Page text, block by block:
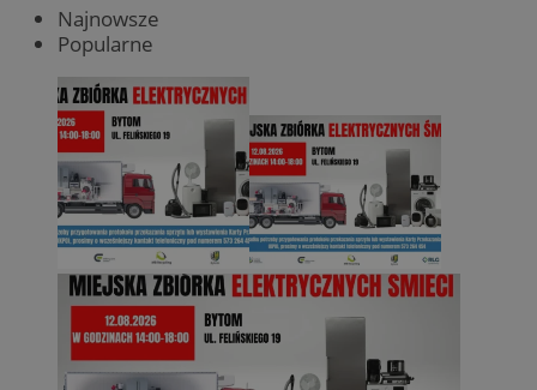
Najnowsze
Popularne